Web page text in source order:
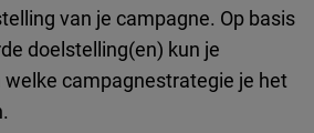
van je campagne. Op basis
doelstelling(en) kun je
campagnestrategie je het